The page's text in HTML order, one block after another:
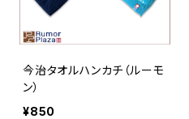
今治タオルハンカチ（ルーモ
ン）
¥850